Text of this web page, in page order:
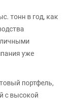
тонн в год, как
уже
портфель,
с высокой